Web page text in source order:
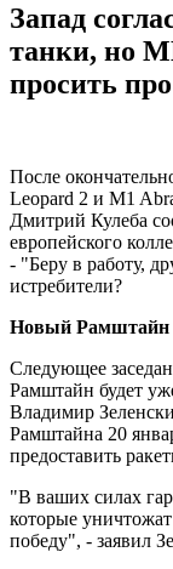
Запад
танки, но
просить
После
Leopard 2 и M1
Дмитрий Кулеба
европейского
- "Беру в работу,
истребители?
Новый Рамштайн
Следующее
Рамштайн будет
Владимир
Рамштайна 20
предоставить
"В ваших силах
которые
победу", - заявил